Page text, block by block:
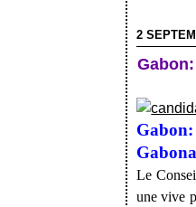
2
Le
une vive